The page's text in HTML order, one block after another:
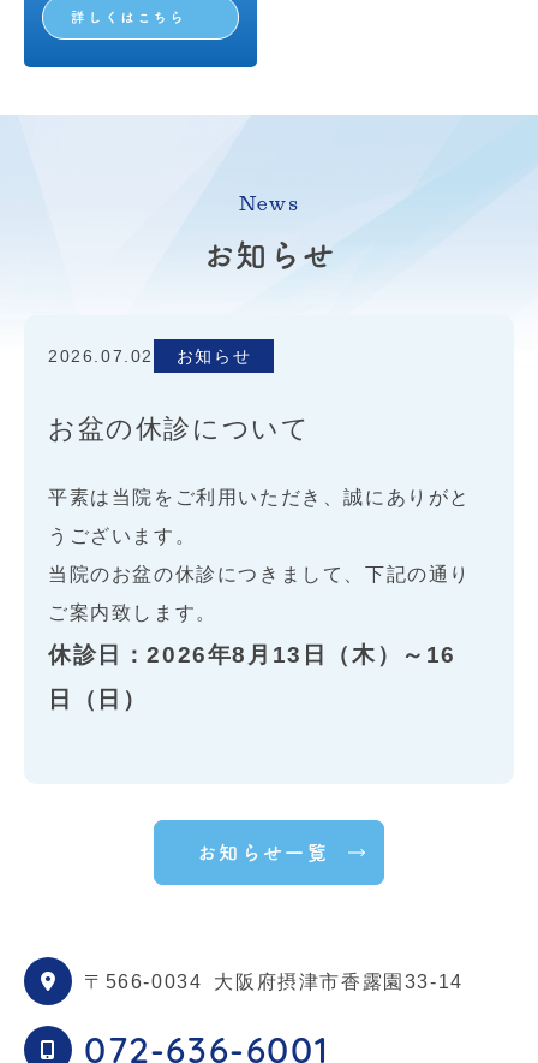
詳しくはこちら
News
お知らせ
2026.07.02 お知らせ
お盆の休診について
平素は当院をご利用いただき、誠にありがと
うございます。
当院のお盆の休診につきまして、下記の通り
ご案内致します。
休診日：2026年8月13日（木）～16
日（日）
ご迷惑をお掛け致しますが、何卒ご了承くだ
さいますようお願い申し上げます。
2026.05.11
お知らせ一覧
〒566-0034 大阪府摂津市香露園33-14
072-636-6001